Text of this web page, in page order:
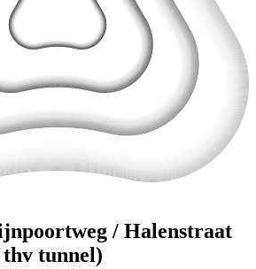
/ Halenstraat
tunnel)